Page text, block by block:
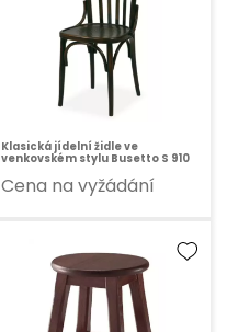
Klasická jídelní židle ve
venkovském stylu Busetto S 910
Cena na vyžádání